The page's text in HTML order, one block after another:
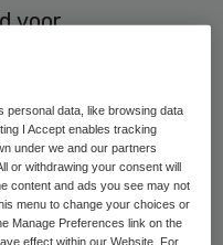
voor
het land is
bepaalde
steeds
Clostridium
personal data, like browsing data
I Accept enables tracking
under we and our partners
or withdrawing your consent will
content and ads you see may not
menu to change your choices or
Manage Preferences link on the
effect within our Website. For